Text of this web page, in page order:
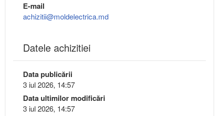
E-mail
achizitii@moldelectrica.md
Datele achizitiei
Data publicării
3 iul 2026, 14:57
Data ultimilor modificări
3 iul 2026, 14:57